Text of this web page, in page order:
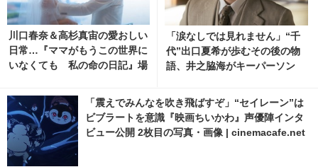
川口春奈＆高杉真宙の愛おしい
日常…『ママがもうこの世界に
いなくても 私の命の日記』場
nemacafe.net
「涙なしでは見れません」“千
代”出口夏希が歩むその後の物
語、井之脇海がキーパーソン
出会いたい。』 1枚目の写真・
画像 | cinemacafe.net
「震えでみんなを吹き飛ばすぞ」“セイレーン”は
ビブラートを意識『映画ちいかわ』声優陣インタ
ビュー公開 2枚目の写真・画像 | cinemacafe.net